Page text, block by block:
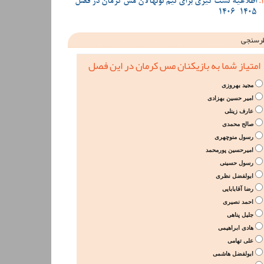
1405-1406
امتیاز شما به بازیکنان مس کرمان در این فصل
مجید بهروزی
امیر حسین بهزادی
عارف زینلی
صالح محمدی
رسول منوچهری
امیرحسین پورمحمد
رسول حسینی
ابولفضل نظری
رضا آقابابایی
احمد نصیری
جلیل پناهی
هادی ابراهیمی
علی تهامی
ابولفضل هاشمی